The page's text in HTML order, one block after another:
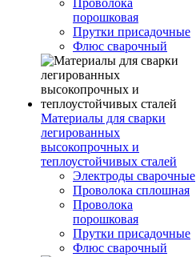
Проволока
порошковая
Прутки присадочные
Флюс сварочный
Материалы для сварки
легированных
высокопрочных и
теплоустойчивых сталей
Электроды сварочные
Проволока сплошная
Проволока
порошковая
Прутки присадочные
Флюс сварочный